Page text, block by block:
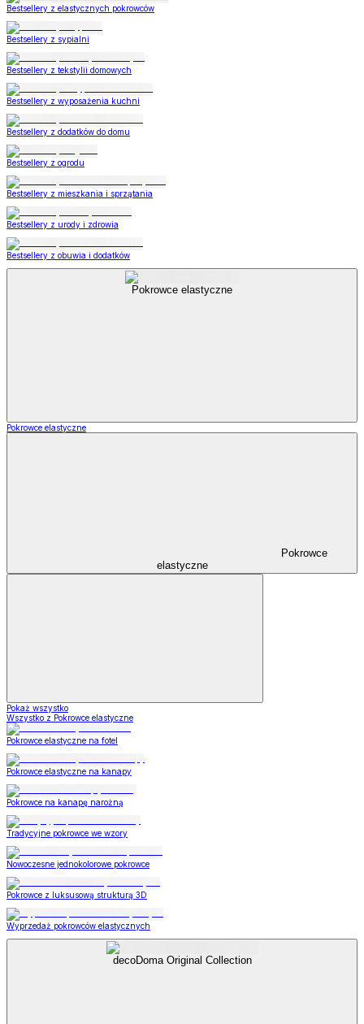
Bestsellery z elastycznych pokrowców
Bestsellery z sypialni
Bestsellery z tekstylii domowych
Bestsellery z wyposażenia kuchni
Bestsellery z dodatków do domu
Bestsellery z ogrodu
Bestsellery z mieszkania i sprzątania
Bestsellery z urody i zdrowia
Bestsellery z obuwia i dodatków
Pokrowce elastyczne
Pokrowce elastyczne
Pokrowce
elastyczne
Pokaż wszystko
Wszystko z Pokrowce elastyczne
Pokrowce elastyczne na fotel
Pokrowce elastyczne na kanapy
Pokrowce na kanapę narożną
Tradycyjne pokrowce we wzory
Nowoczesne jednokolorowe pokrowce
Pokrowce z luksusową strukturą 3D
Wyprzedaż pokrowców elastycznych
decoDoma Original Collection